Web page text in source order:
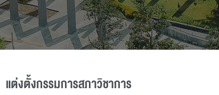
แต่งตั้งกรรมการสภาวิชาการ